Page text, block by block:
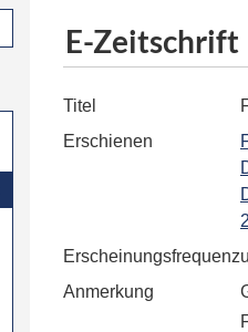
E-Zeitschrift
Titel
Erschienen
Erscheinungsfrequenz
Anmerkung